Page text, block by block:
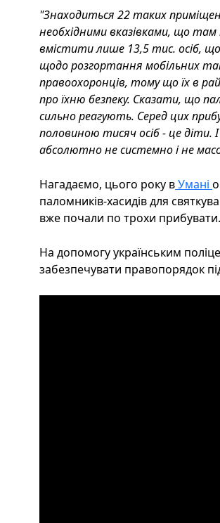
"Знаходиться 22 таких
необхідними вказівками, що
вмістити лише 13,5 тис. осіб,
щодо розгортання мобільних
правоохоронців, тому що їх в
про їхню безпеку. Сказати, що
сильно реагують. Серед цих
половиною тисяч осіб - це діти.
абсолютно не системно і не
Нагадаємо, цього року вУмані
паломників-хасидів для
вже почали по трохи прибувати.
На допомогу українським
забезпечувати правопорядок